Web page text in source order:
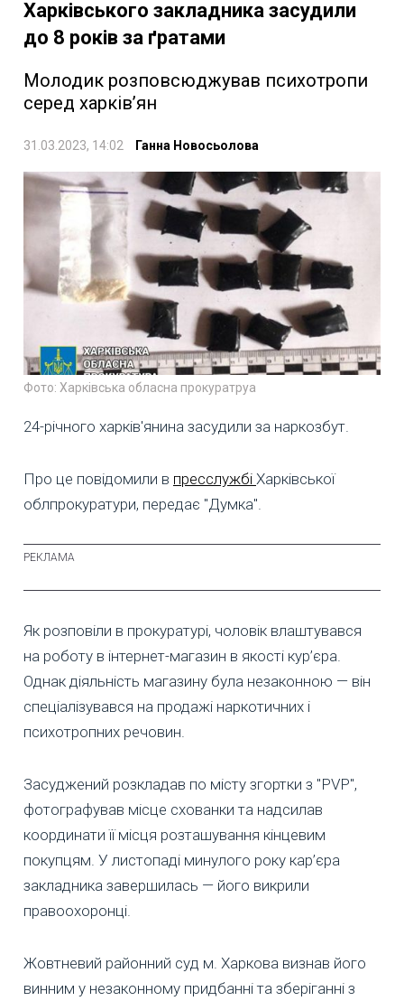
Харківського закладника засудили
до 8 років за ґратами
Молодик розповсюджував психотропи
серед харків’ян
31.03.2023, 14:02 Ганна Новосьолова
Фото: Харківська обласна прокуратруа
24-річного харків'янина засудили за наркозбут.
Про це повідомили в пресслужбі Харківської
облпрокуратури, передає "Думка".
Як розповіли в прокуратурі, чоловік влаштувався
на роботу в інтернет-магазин в якості кур’єра.
Однак діяльність магазину була незаконною — він
спеціалізувався на продажі наркотичних і
психотропних речовин.
Засуджений розкладав по місту згортки з "PVP",
фотографував місце схованки та надсилав
координати її місця розташування кінцевим
покупцям. У листопаді минулого року кар’єра
закладника завершилась — його викрили
правоохоронці.
Жовтневий районний суд м. Харкова визнав його
винним у незаконному придбанні та зберіганні з